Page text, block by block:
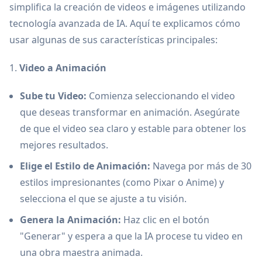
simplifica la creación de videos e imágenes utilizando
tecnología avanzada de IA. Aquí te explicamos cómo
usar algunas de sus características principales:
1. Video a Animación
Sube tu Video: Comienza seleccionando el video
que deseas transformar en animación. Asegúrate
de que el video sea claro y estable para obtener los
mejores resultados.
Elige el Estilo de Animación: Navega por más de 30
estilos impresionantes (como Pixar o Anime) y
selecciona el que se ajuste a tu visión.
Genera la Animación: Haz clic en el botón
"Generar" y espera a que la IA procese tu video en
una obra maestra animada.